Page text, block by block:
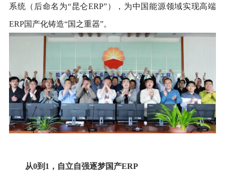
系统（后命名为“昆仑ERP”），为中国能源领域实现高端
ERP国产化铸造“国之重器”。
从0到1，自立自强逐梦国产ERP